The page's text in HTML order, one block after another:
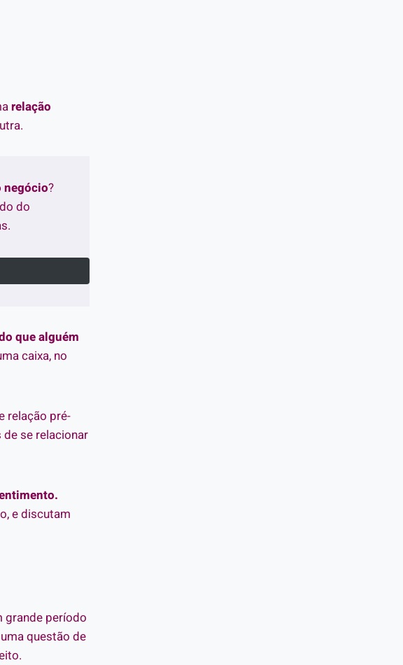
relação
negócio?
do
que alguém
caixa, no
relação pré-
de se relacionar
e discutam
grande período
questão de